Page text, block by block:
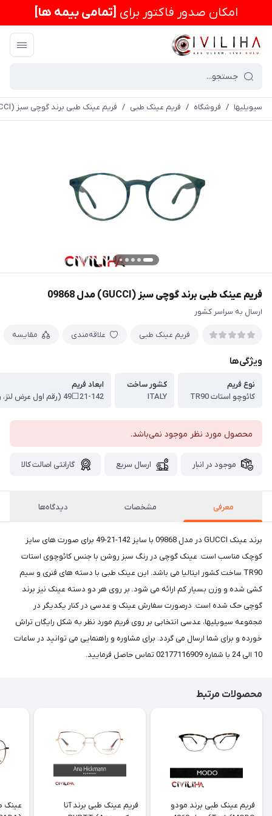
امكان صدور فاکتور برای [تمامی بیمه ها]
سیویلیها / فروشگاه / فریم عینک طبی / فریم عینک طبی برند گوچی سبز (GUCCI) مدل 09868
فریم عینک طبی برند گوچی سبز (GUCCI) مدل 09868
ارسال به سراسر کشور
فریم عینک طبی علاقه‌مندی مقایسه
ویژگی‌ها
نوع فریم
کائوچو استات TR90
کشور ساخت
ITALY
ابعاد فریم
محصول مورد نظر موجود نمی‌باشد.
موجود در انبار ارسال سریع گارانتی اصالت کالا
معرفی مشخصات دیدگاه‌ها
برند عینک GUCCI در مدل 09868 با سایز 142-21-49 برای صورت های سایز
کوچک مناسب است. عینک گوچی در رنگ سبز روشن با جنس کائوچوی استات
TR90 ساخت کشور ایتالیا می باشد. این عینک طبی با دسته های فنری و سیم
کشی شده و وزن بسیار کم ارائه می شود. بر روی هر دو دسته عینک نیز برند
گوچی حک شده است. درصورت سفارش عینک و عدسی در کنار یکدیگر در
مجموعه سیویلیها، عدسی انتخابی بر روی فریم مورد نظر به شکل رایگان تراش
خورده و برای شما ارسال می گردد. برای مشاوره و راهنمایی می توانید در ساعات
10 الی 24 با شماره 02177116909 تماس حاصل فرمایید.
محصولات مرتبط
فریم عینک طبی برند مودو
فریم عینک طبی برند آنا
عینک